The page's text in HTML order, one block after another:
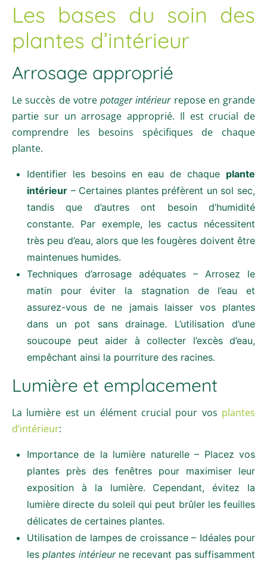
Les bases du soin des
plantes d’intérieur
Arrosage approprié
Le succès de votre potager intérieurrepose en grande
partie sur un arrosage approprié. Il est crucial de
comprendre les besoins spécifiques de chaque
plante.
Identifier les besoins en eau de chaque plante
intérieur – Certaines plantes préfèrent un sol sec,
tandis que d’autres ont besoin d’humidité
constante. Par exemple, les cactus nécessitent
très peu d’eau, alors que les fougères doivent être
maintenues humides.
Techniques d’arrosage adéquates – Arrosez le
matin pour éviter la stagnation de l’eau et
assurez-vous de ne jamais laisser vos plantes
dans un pot sans drainage. L’utilisation d’une
soucoupe peut aider à collecter l’excès d’eau,
empêchant ainsi la pourriture des racines.
Lumière et emplacement
La lumière est un élément crucial pour vos plantes
d’intérieur:
Importance de la lumière naturelle – Placez vos
plantes près des fenêtres pour maximiser leur
exposition à la lumière. Cependant, évitez la
lumière directe du soleil qui peut brûler les feuilles
délicates de certaines plantes.
Utilisation de lampes de croissance – Idéales pour
lesplantes intérieurne recevant pas suffisamment